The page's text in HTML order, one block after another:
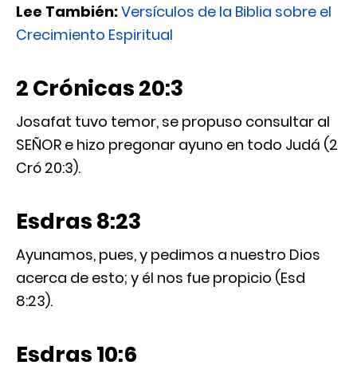
Lee También:Versículos de la Biblia sobre el
Crecimiento Espiritual
2 Crónicas 20:3
Josafat tuvo temor, se propuso consultar al
SEÑOR e hizo pregonar ayuno en todo Judá (2
Cró 20:3).
Esdras 8:23
Ayunamos, pues, y pedimos a nuestro Dios
acerca de esto; y él nos fue propicio (Esd
8:23).
Esdras 10:6